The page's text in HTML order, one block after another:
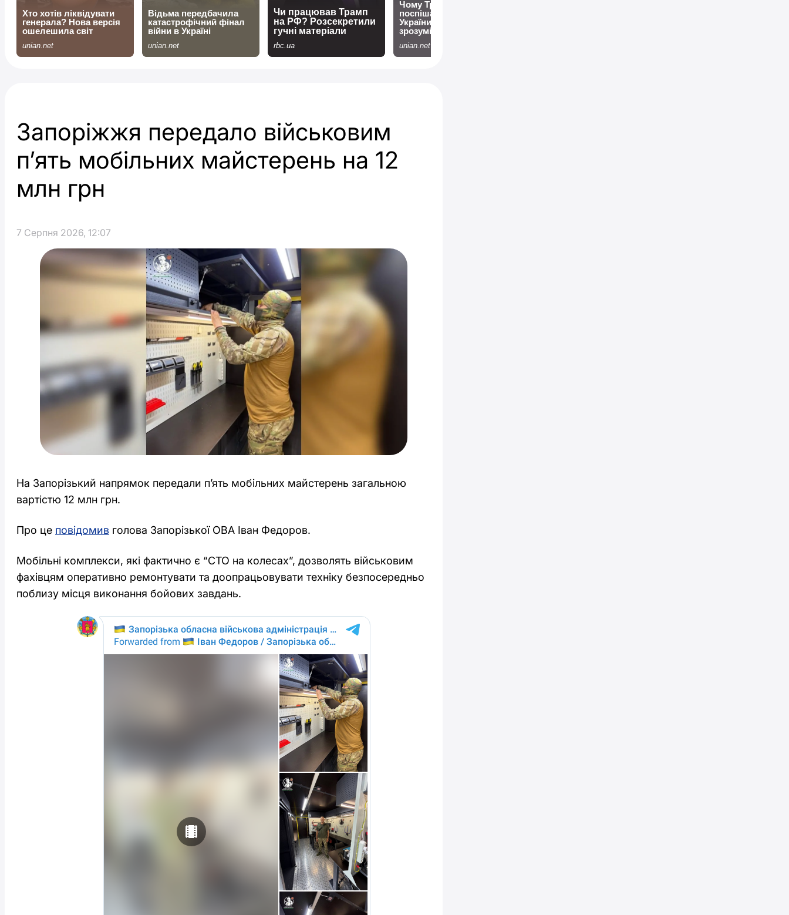
Запоріжжя передало військовим
п’ять мобільних майстерень на 12
млн грн
7 Серпня 2026, 12:07
На Запорізький напрямок передали п’ять мобільних майстерень загальною
вартістю 12 млн грн.
Про це повідомив голова Запорізької ОВА Іван Федоров.
Мобільні комплекси, які фактично є “СТО на колесах”, дозволять військовим
фахівцям оперативно ремонтувати та доопрацьовувати техніку безпосередньо
поблизу місця виконання бойових завдань.